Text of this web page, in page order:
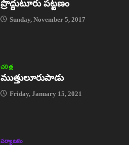
ప్రొద్దుటూరు పట్టణం
Sunday, November 5, 2017
చరిత్ర
ముత్తులూరుపాడు
Friday, January 15, 2021
పర్యాటకం